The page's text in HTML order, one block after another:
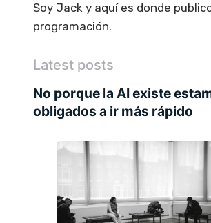
Soy Jack y aquí es donde
programación.
Latest posts
No porque la AI existe
obligados a ir más rápido